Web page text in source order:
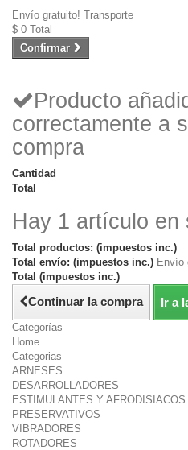
Envío gratuito! Transporte
$ 0 Total
Confirmar
Producto
correctamente a
compra
Cantidad
Total
Hay 1 artículo en
Total productos: (impuestos inc.)
Total envío: (impuestos inc.) Envío
Total (impuestos inc.)
Continuar la compra Ir a
Categorías
Home
Categorias
ARNESES
DESARROLLADORES
ESTIMULANTES Y AFRODISIACOS
PRESERVATIVOS
VIBRADORES
ROTADORES